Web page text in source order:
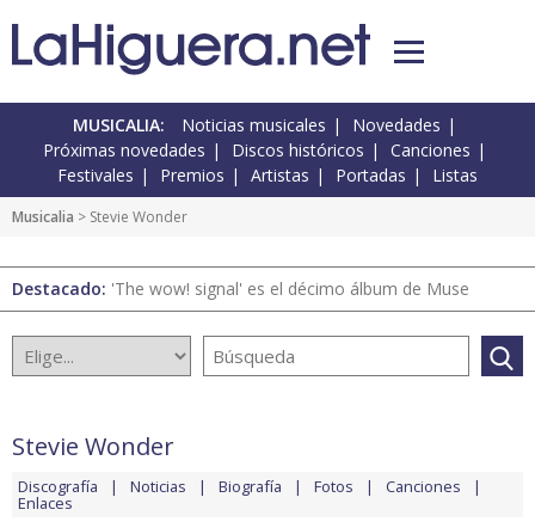
MUSICALIA: Noticias musicales
Novedades
Próximas novedades
Discos históricos
Canciones
Festivales
Premios Artistas Portadas Listas
Musicalia > Stevie Wonder
Destacado: 'The wow! signal' es el décimo álbum de Muse
Stevie Wonder
Discografía Noticias Biografía Fotos Canciones
Enlaces